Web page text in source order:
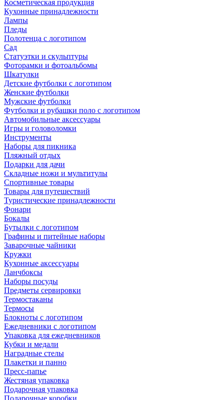
Косметическая продукция
Кухонные принадлежности
Лампы
Пледы
Полотенца с логотипом
Сад
Статуэтки и скульптуры
Фоторамки и фотоальбомы
Шкатулки
Детские футболки с логотипом
Женские футболки
Мужские футболки
Футболки и рубашки поло с логотипом
Автомобильные аксессуары
Игры и головоломки
Инструменты
Наборы для пикника
Пляжный отдых
Подарки для дачи
Складные ножи и мультитулы
Спортивные товары
Товары для путешествий
Туристические принадлежности
Фонари
Бокалы
Бутылки с логотипом
Графины и питейные наборы
Заварочные чайники
Кружки
Кухонные аксессуары
Ланчбоксы
Наборы посуды
Предметы сервировки
Термостаканы
Термосы
Блокноты с логотипом
Ежедневники с логотипом
Упаковка для ежедневников
Кубки и медали
Наградные стелы
Плакетки и панно
Пресс-папье
Жестяная упаковка
Подарочная упаковка